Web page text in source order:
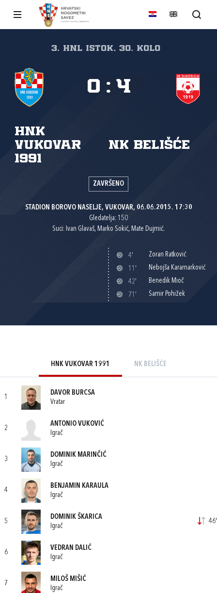
3. HNL Istok, 30. kolo
HNK
Vukovar
1991
NK Belišće
0 : 4
ZAVRŠENO
STADION BOROVO NASELJE, VUKOVAR, 06.06.2015. 17:30
Gledatelja: 150
Suci: Ivan Glavaš, Marko Sokić, Mate Dujmić.
4'
Zoran Ratković
11'
Nebojša Karamarković
42'
Benedik Mioč
71'
Samir Pohižek
HNK VUKOVAR 1991 NK BELIŠĆE
1
DAVOR BURCSA
Vratar
2
ANTONIO VUKOVIĆ
Igrač
3
DOMINIK MARINČIĆ
Igrač
4
BENJAMIN KARAULA
Igrač
5
DOMINIK ŠKARICA
Igrač
46'
6
VEDRAN DALIĆ
Igrač
7
MILOŠ MIŠIĆ
Igrač